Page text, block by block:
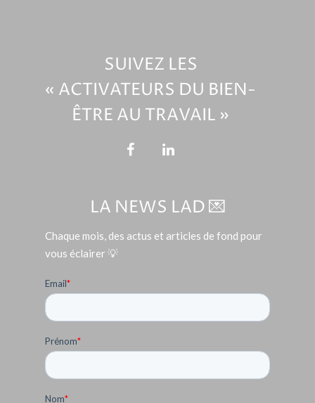
SUIVEZ LES
« ACTIVATEURS DU BIEN-
ÊTRE AU TRAVAIL »
LA NEWS LAD 💌
Chaque mois, des actus et articles de fond pour
vous éclairer 💡